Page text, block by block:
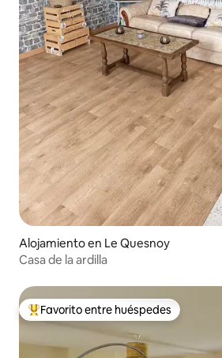
Alojamiento en Le Quesnoy
Casa de la ardilla
Favorito entre huéspedes preferido
Favorito entre huéspedes